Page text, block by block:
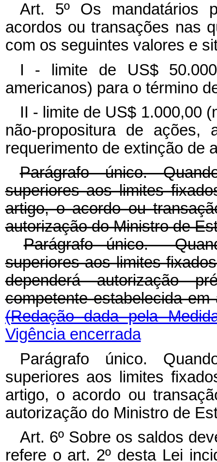
Art. 5º Os mandatários
acordos ou transações nas
com os seguintes valores e
I - limite de US$
americanos) para o término
II - limite de US$ 1.000,00
não-propositura de ações,
requerimento de extinção de
Parágrafo único.
superiores aos limites
artigo, o acordo ou
autorização do Ministro de
Parágrafo único.
superiores aos limites
dependerá autorização
competente estabelecida
(Redação dada pela
Vigência encerrada
Parágrafo único.
superiores aos limites
artigo, o acordo ou
autorização do Ministro de
Art. 6º Sobre os saldos
refere o art. 2º desta Lei